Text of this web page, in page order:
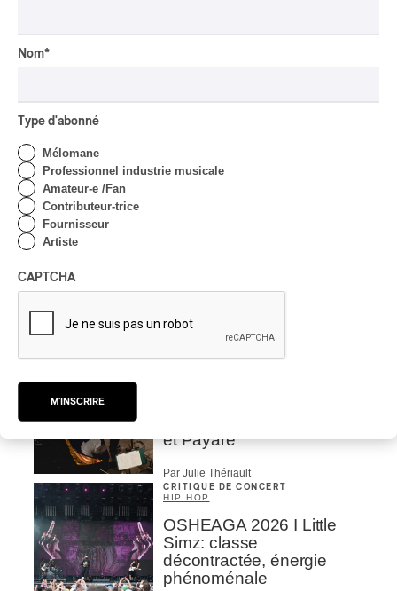
OSHEAGA 2026 I Viagra
Par Marc-Antoine Bernier
Turnstile, fièvre
hot au musée
Par Marc-Antoine Bernier
CRITIQUE DE CONCERT
et Payare
Par Julie Thériault
CRITIQUE DE CONCERT
HIP HOP
OSHEAGA 2026 I Little
Simz: classe
décontractée, énergie
phénoménale
Nom*
Type d'abonné
Mélomane
Professionnel industrie musicale
Amateur-e /Fan
Contributeur-trice
Fournisseur
Artiste
CAPTCHA
M'INSCRIRE